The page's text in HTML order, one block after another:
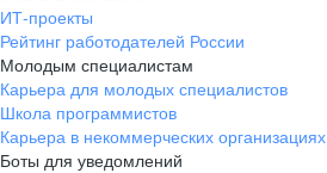
ИТ-проекты
Рейтинг работодателей России
Молодым специалистам
Карьера для молодых специалистов
Школа программистов
Карьера в некоммерческих организациях
Боты для уведомлений